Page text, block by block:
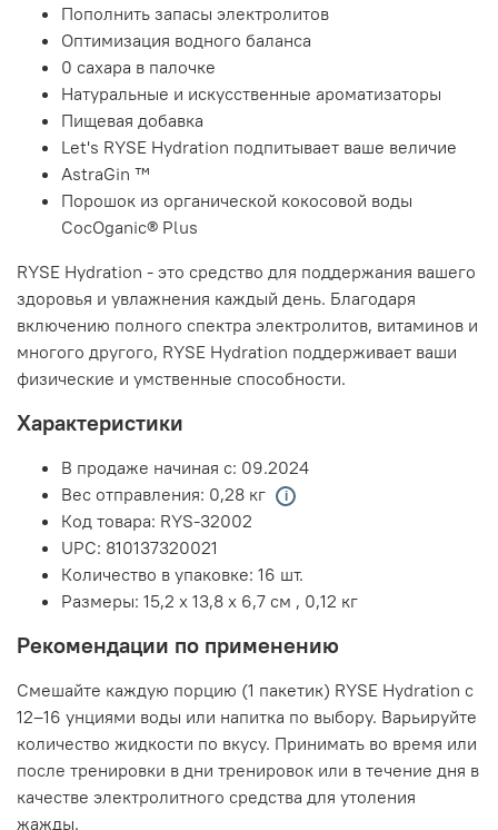
Пополнить запасы электролитов
Оптимизация водного баланса
0 сахара в палочке
Натуральные и искусственные ароматизаторы
Пищевая добавка
Let's RYSE Hydration подпитывает ваше величие
AstraGin ™
Порошок из органической кокосовой воды
CocOganic® Plus
RYSE Hydration - это средство для поддержания вашего
здоровья и увлажнения каждый день. Благодаря
включению полного спектра электролитов, витаминов и
многого другого, RYSE Hydration поддерживает ваши
физические и умственные способности.
Характеристики
В продаже начиная с: 09.2024
Вес отправления: 0,28 кг
Код товара: RYS-32002
UPC: 810137320021
Количество в упаковке: 16 шт.
Размеры: 15,2 x 13,8 x 6,7 см , 0,12 кг
Рекомендации по применению
Смешайте каждую порцию (1 пакетик) RYSE Hydration с
12–16 унциями воды или напитка по выбору. Варьируйте
количество жидкости по вкусу. Принимать во время или
после тренировки в дни тренировок или в течение дня в
качестве электролитного средства для утоления
жажды.